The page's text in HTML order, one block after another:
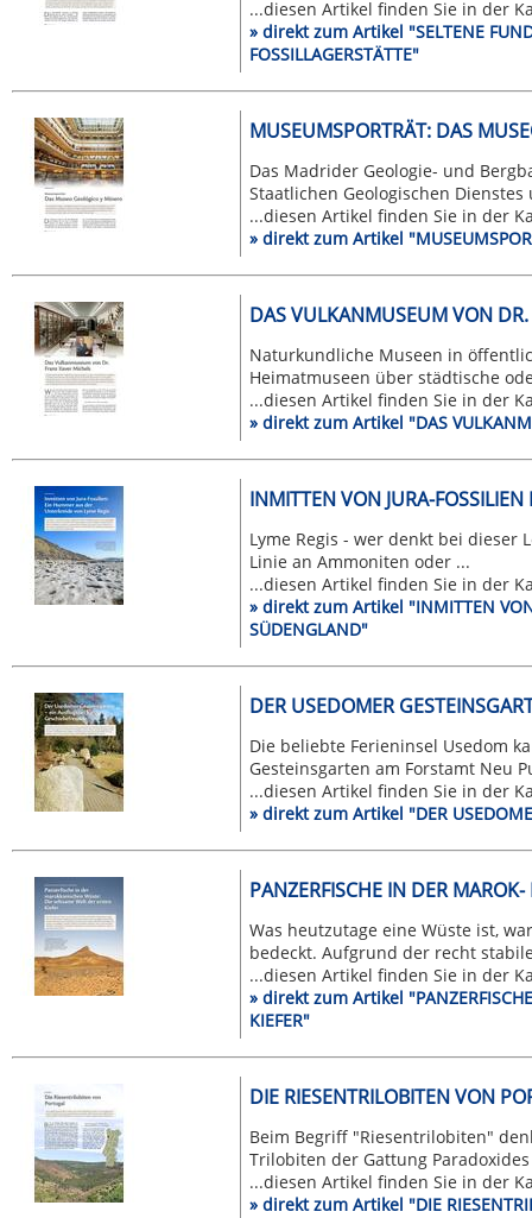
...diesen Artikel finden Sie in der
» direkt zum Artikel "SELTENE
FOSSILLAGERSTÄTTE"
MUSEUMSPORTRÄT: DAS
Das Madrider Geologie- und
Staatlichen Geologischen
...diesen Artikel finden Sie in der
» direkt zum Artikel
DAS VULKANMUSEUM VON DR.
Naturkundliche Museen in
Heimatmuseen über städtische
...diesen Artikel finden Sie in der
» direkt zum Artikel "DAS
INMITTEN VON JURA-
Lyme Regis - wer denkt bei dieser
Linie an Ammoniten oder ...
...diesen Artikel finden Sie in der
» direkt zum Artikel "INMITTEN VON
SÜDENGLAND"
DER USEDOMER
Die beliebte Ferieninsel Usedom
Gesteinsgarten am Forstamt Neu
...diesen Artikel finden Sie in der
» direkt zum Artikel "DER
PANZERFISCHE IN DER
Was heutzutage eine Wüste ist,
bedeckt. Aufgrund der recht
...diesen Artikel finden Sie in der
» direkt zum Artikel "PANZERFISCHE
KIEFER"
DIE RIESENTRILOBITEN VON
Beim Begriff "Riesentrilobiten"
Trilobiten der Gattung
...diesen Artikel finden Sie in der
» direkt zum Artikel "DIE